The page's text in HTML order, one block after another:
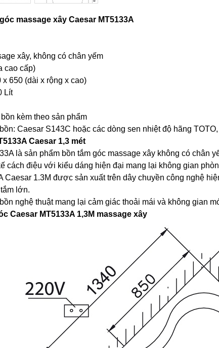
massage xây Caesar MT5133A
xây, không có chân yếm
cao cấp)
650 (dài x rộng x cao)
Lít
kèm theo sản phẩm
Caesar S143C hoặc các dòng sen nhiệt độ hãng
Caesar 1,3 mét
là sản phẩm bồn tắm góc massage xây không có chân
cách điệu với kiểu dáng hiện đại mang lại không gian
Caesar 1.3M được sản xuất trên dây chuyền công nghệ
lớn.
nghệ thuật mang lại cảm giác thoải mái và không gian
Caesar MT5133A 1,3M massage xây